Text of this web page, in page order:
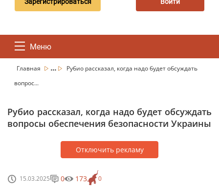
Меню
Главная ...
Рубио рассказал, когда надо будет обсуждать
вопрос...
Рубио рассказал, когда надо будет обсуждать
вопросы обеспечения безопасности Украины
Отключить рекламу
15.03.2025 0
0 173